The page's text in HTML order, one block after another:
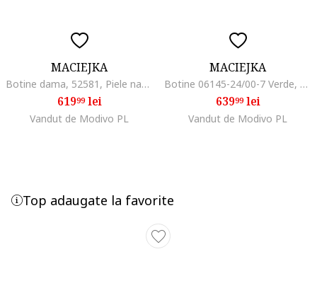
MACIEJKA
Botine dama, 52581, Piele naturala, Galben
61999lei
Vandut de Modivo PL
MACIEJKA
Botine 06145-24/00-7 Verde, Piele lacuita
63999lei
Vandut de Modivo PL
Top adaugate la favorite